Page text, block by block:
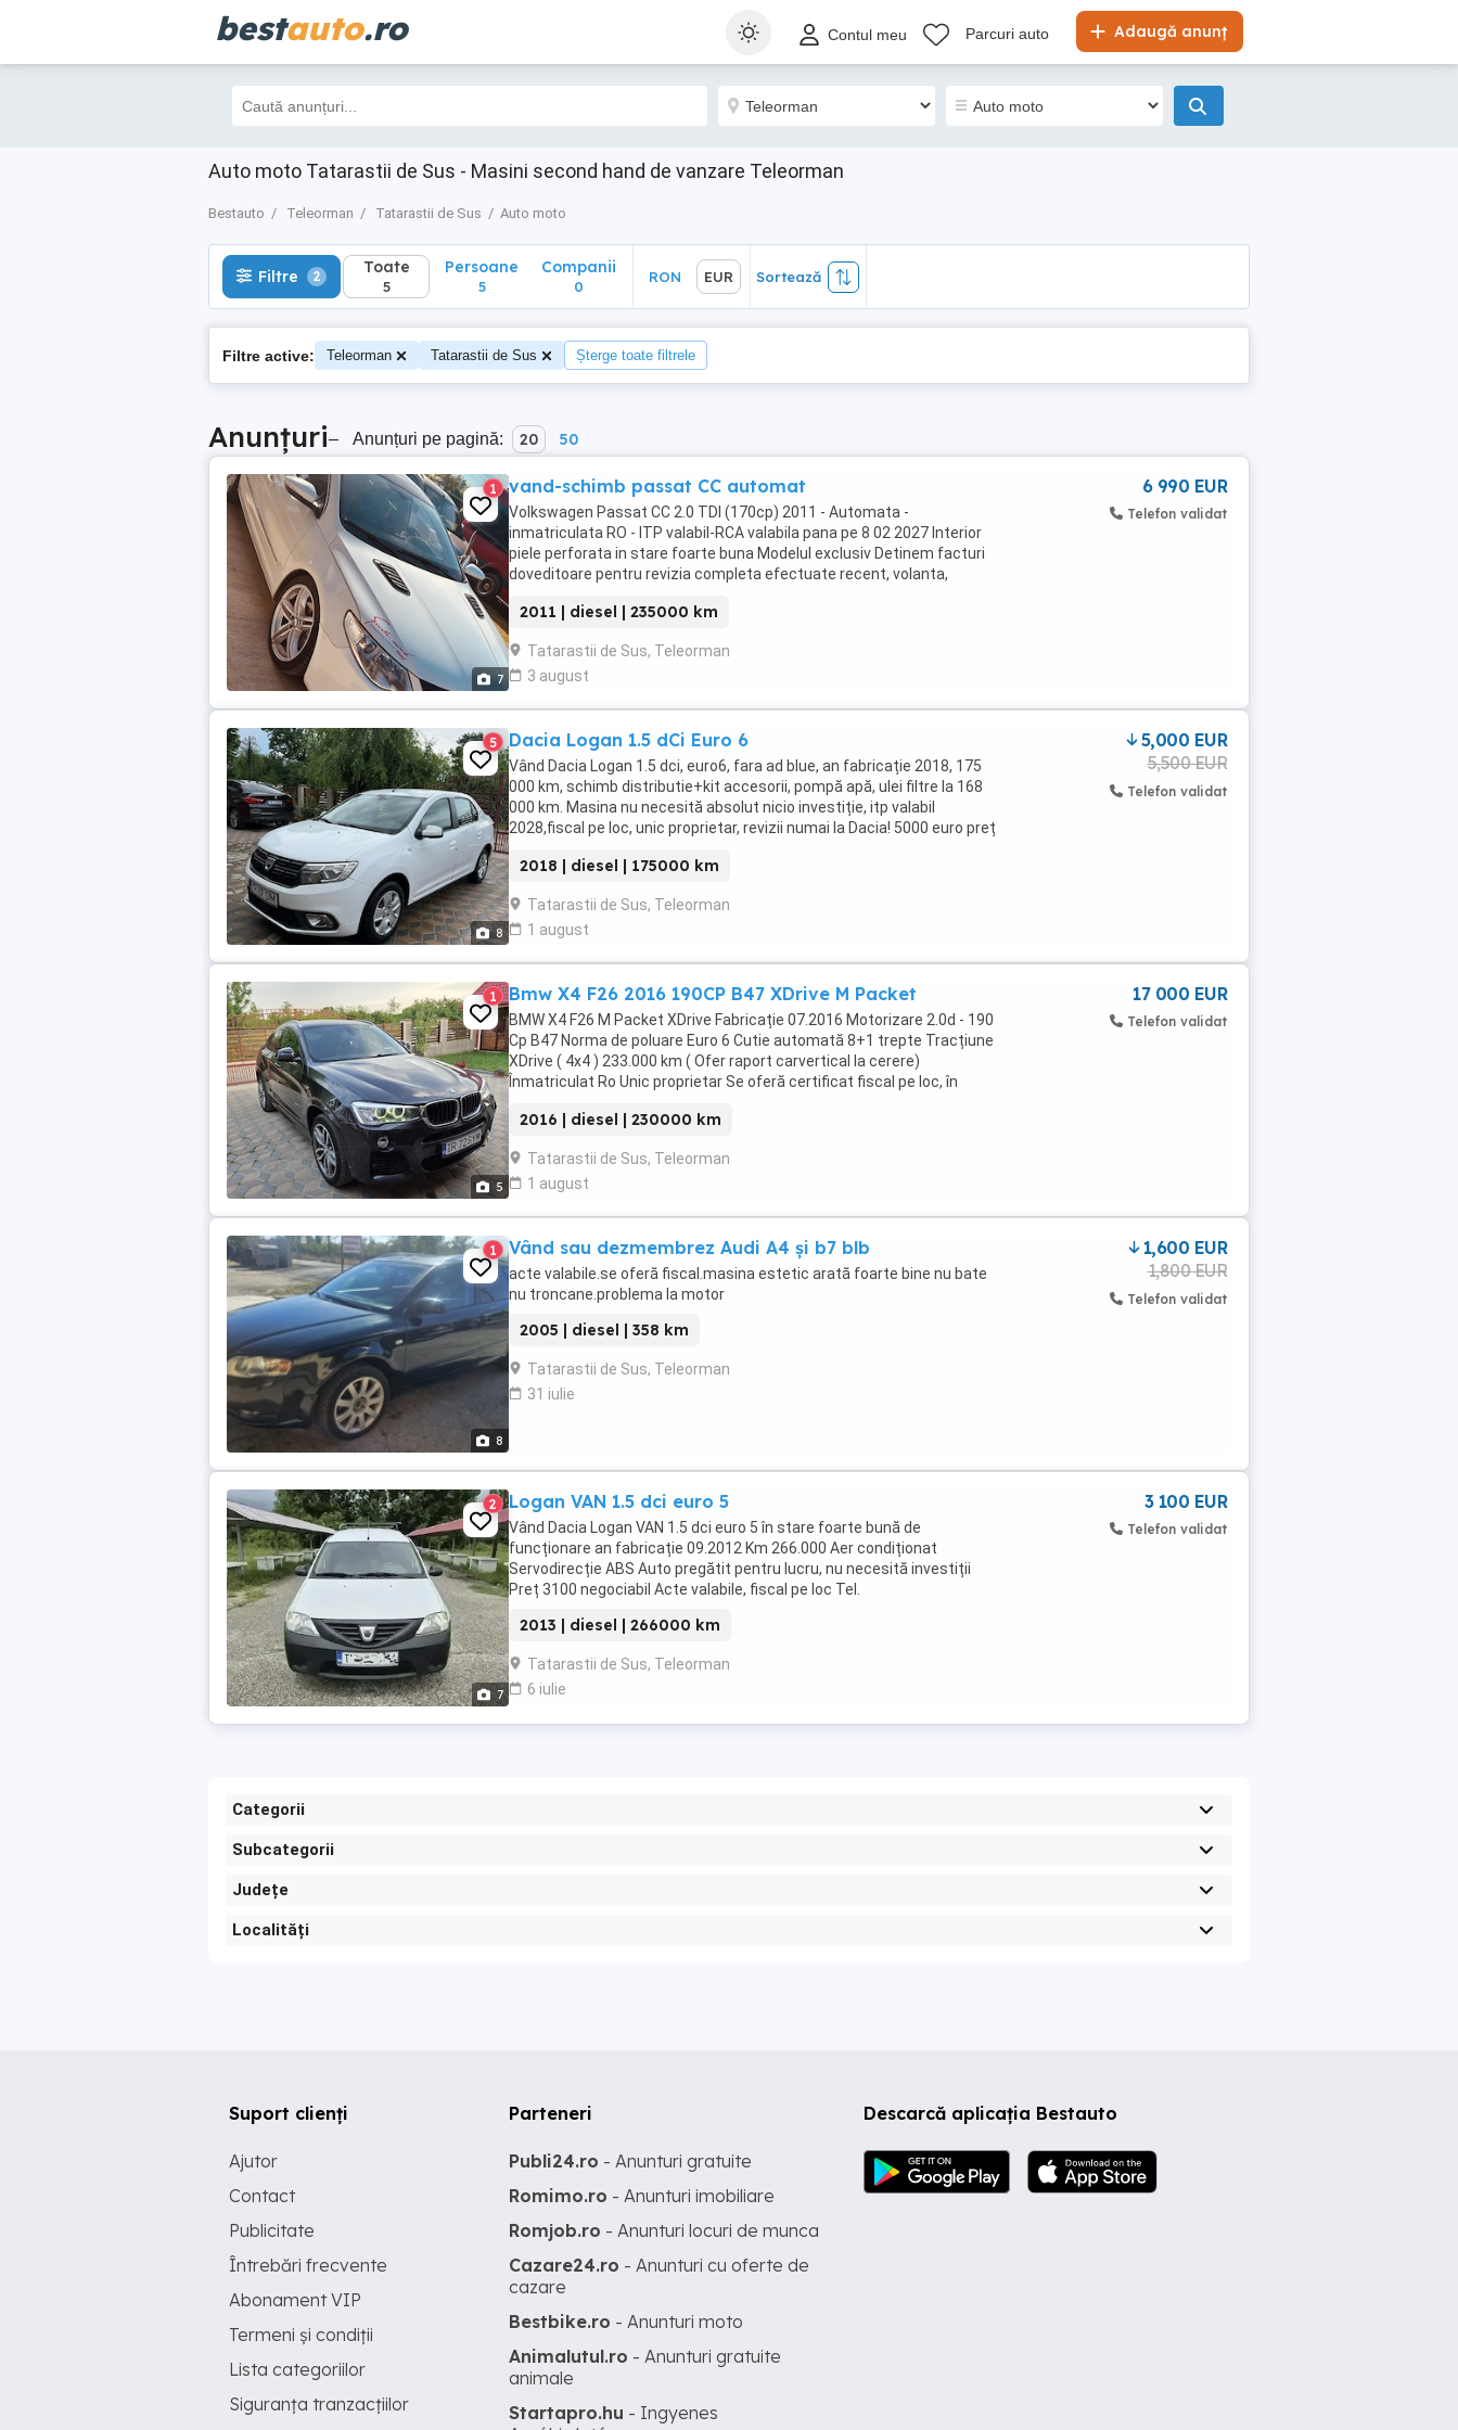
bestauto.ro Adaugă anunț
Contul meu Parcuri auto
Auto moto Tatarastii de Sus - Masini second hand de vanzare Teleorman
Bestauto Teleorman Tatarastii de Sus Auto moto
Filtre 2 Toate
5
Sortează
Filtre 2 Toate
5
Persoane
5
Companii
0
RON EUR Sortează
Filtre active: Teleorman Tatarastii de Sus Șterge toate filtrele
Anunțuri– Anunțuri pe pagină: 20 50
7
1 vand-schimb passat CC automat
Volkswagen Passat CC 2.0 TDI (170cp) 2011 - Automata -
inmatriculata RO - ITP valabil-RCA valabila pana pe 8 02 2027 Interior
piele perforata in stare foarte buna Modelul exclusiv Detinem facturi
doveditoare pentru revizia completa efectuate recent, volanta,
2011 | diesel | 235000 km
Tatarastii de Sus, Teleorman
3 august
6 990 EUR
Telefon validat
8
5 Dacia Logan 1.5 dCi Euro 6
Vând Dacia Logan 1.5 dci, euro6, fara ad blue, an fabricație 2018, 175
000 km, schimb distributie+kit accesorii, pompă apă, ulei filtre la 168
000 km. Masina nu necesită absolut nicio investiție, itp valabil
2028,fiscal pe loc, unic proprietar, revizii numai la Dacia! 5000 euro preț
2018 | diesel | 175000 km
Tatarastii de Sus, Teleorman
1 august
5,000 EUR
5,500 EUR
Telefon validat
5
1 Bmw X4 F26 2016 190CP B47 XDrive M Packet
BMW X4 F26 M Packet XDrive Fabricație 07.2016 Motorizare 2.0d - 190
Cp B47 Norma de poluare Euro 6 Cutie automată 8+1 trepte Tracțiune
XDrive ( 4x4 ) 233.000 km ( Ofer raport carvertical la cerere)
Înmatriculat Ro Unic proprietar Se oferă certificat fiscal pe loc, în
2016 | diesel | 230000 km
Tatarastii de Sus, Teleorman
1 august
17 000 EUR
Telefon validat
8
1 Vând sau dezmembrez Audi A4 și b7 blb
acte valabile.se oferă fiscal.masina estetic arată foarte bine nu bate
nu troncane.problema la motor
2005 | diesel | 358 km
Tatarastii de Sus, Teleorman
31 iulie
1,600 EUR
1,800 EUR
Telefon validat
7
2 Logan VAN 1.5 dci euro 5
Vând Dacia Logan VAN 1.5 dci euro 5 în stare foarte bună de
funcționare an fabricație 09.2012 Km 266.000 Aer condiționat
Servodirecție ABS Auto pregătit pentru lucru, nu necesită investiții
Preț 3100 negociabil Acte valabile, fiscal pe loc Tel.
2013 | diesel | 266000 km
Tatarastii de Sus, Teleorman
6 iulie
3 100 EUR
Telefon validat
Categorii
Subcategorii
Județe
Localități
Descarcă aplicația Bestauto
Suport clienți
Ajutor
Contact
Publicitate
Întrebări frecvente
Abonament VIP
Termeni și condiții
Lista categoriilor
Siguranța tranzacțiilor
Parteneri
Publi24.ro - Anunturi gratuite
Romimo.ro - Anunturi imobiliare
Romjob.ro - Anunturi locuri de munca
Cazare24.ro - Anunturi cu oferte de
cazare
Bestbike.ro - Anunturi moto
Animalutul.ro - Anunturi gratuite
animale
Startapro.hu - Ingyenes